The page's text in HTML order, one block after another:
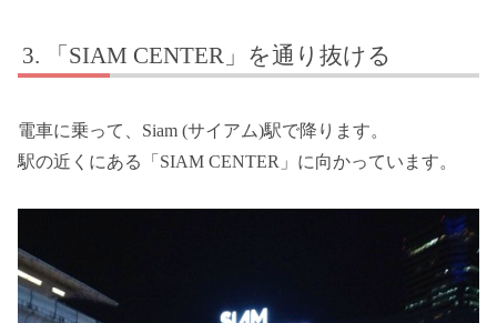
「SIAM CENTER」を通り抜ける
電車に乗って、Siam (サイアム)駅で降ります。
駅の近くにある「SIAM CENTER」に向かっています。